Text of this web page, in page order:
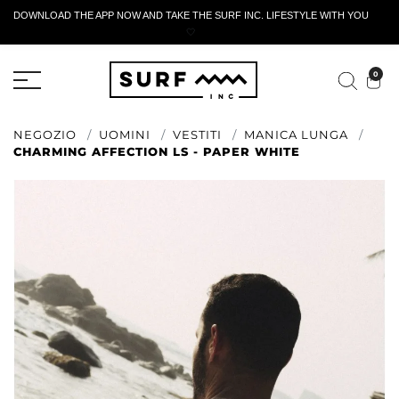
DOWNLOAD THE APP NOW AND TAKE THE SURF INC. LIFESTYLE WITH YOU
🤍
0
NEGOZIO UOMINI VESTITI
MANICA LUNGA
CHARMING AFFECTION LS - PAPER WHITE
MODULO DI RESTITUZIONE ATTIVO